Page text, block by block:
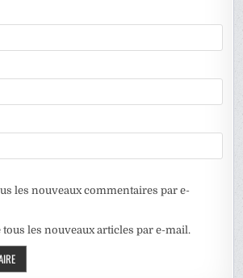
les nouveaux commentaires par e-
les nouveaux articles par e-mail.